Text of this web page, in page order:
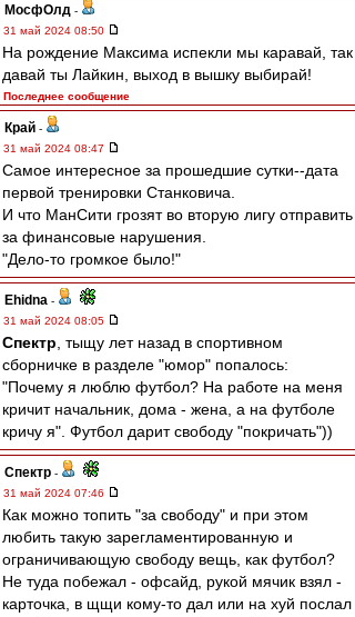
МосфОлд -
31 май 2024 08:50
На рождение Максима испекли мы каравай, так
давай ты Лайкин, выход в вышку выбирай!
Последнее сообщение
Край -
31 май 2024 08:47
Самое интересное за прошедшие сутки--дата
первой тренировки Станковича.
И что МанСити грозят во вторую лигу отправить
за финансовые нарушения.
"Дело-то громкое было!"
Ehidna -
31 май 2024 08:05
Спектр , тыщу лет назад в спортивном
сборничке в разделе "юмор" попалось:
"Почему я люблю футбол? На работе на меня
кричит начальник, дома - жена, а на футболе
кричу я". Футбол дарит свободу "покричать"))
Спектр -
31 май 2024 07:46
Как можно топить "за свободу" и при этом
любить такую зарегламентированную и
ограничивающую свободу вещь, как футбол?
Не туда побежал - офсайд, рукой мячик взял -
карточка, в щщи кому-то дал или на хуй послал